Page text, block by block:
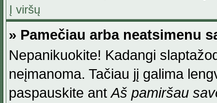
Į viršų
» Pamečiau arba neatsimenu
Nepanikuokite! Kadangi
neįmanoma. Tačiau jį galima
paspauskite antAš pamiršau